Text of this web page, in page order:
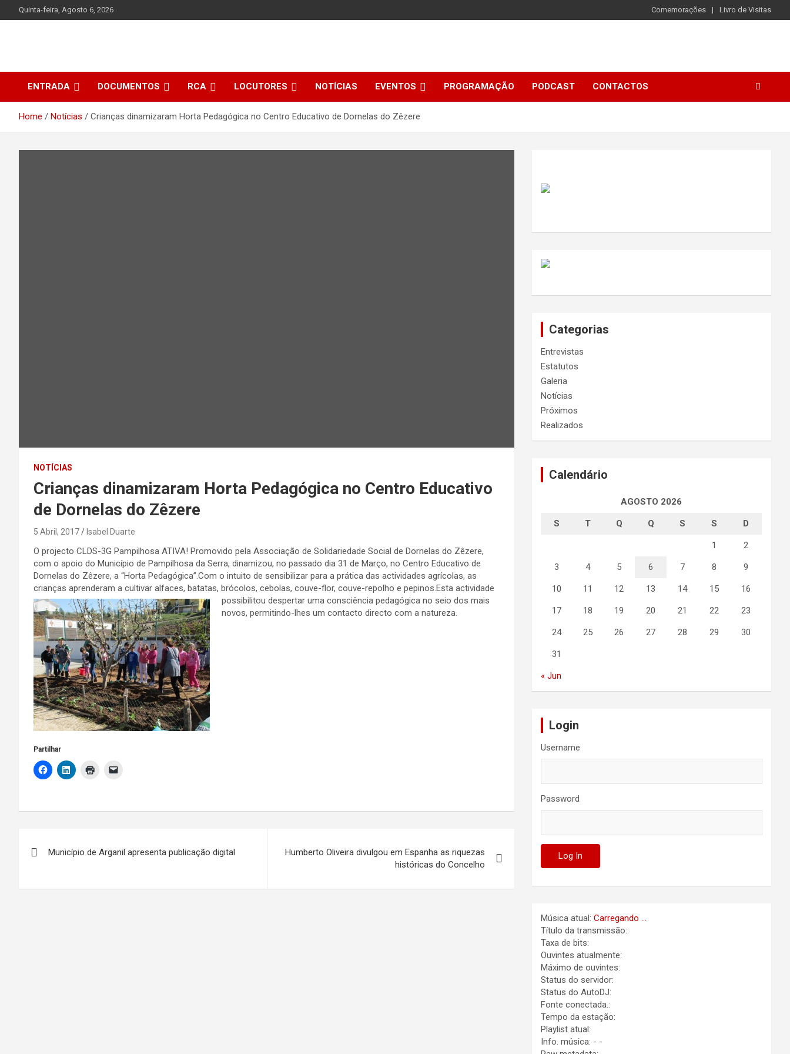
to
Quinta-feira, Agosto 6, 2026 Comemorações Livro de Visitas
ENTRADA DOCUMENTOS RCA LOCUTORES NOTÍCIAS EVENTOS PROGRAMAÇÃO PODCAST CONTACTOS
Home Notícias Crianças dinamizaram Horta Pedagógica no Centro Educativo de Dornelas do Zêzere
NOTÍCIAS
Crianças dinamizaram Horta Pedagógica no Centro Educativo
de Dornelas do Zêzere
5 Abril, 2017 Isabel Duarte
O projecto CLDS-3G Pampilhosa ATIVA! Promovido pela Associação de Solidariedade Social de Dornelas do Zêzere,
com o apoio do Município de Pampilhosa da Serra, dinamizou, no passado dia 31 de Março, no Centro Educativo de
Dornelas do Zêzere, a “Horta Pedagógica”.Com o intuito de sensibilizar para a prática das actividades agrícolas, as
crianças aprenderam a cultivar alfaces, batatas, brócolos, cebolas, couve-flor, couve-repolho e pepinos.Esta actividade
possibilitou despertar uma consciência pedagógica no seio dos mais
novos, permitindo-lhes um contacto directo com a natureza.
Partilhar
artigos
Município de Arganil apresenta publicação digital
Humberto Oliveira divulgou em Espanha as riquezas
históricas do Concelho
Categorias
Entrevistas
Estatutos
Galeria
Notícias
Próximos
Realizados
Calendário
AGOSTO 2026
S T Q Q S S D
1 2
3 4 5 6 7 8 9
10 11 12 13 14 15 16
17 18 19 20 21 22 23
24 25 26 27 28 29 30
31
« Jun
Login
Username
Password
Música atual:Carregando ...
Título da transmissão:
Taxa de bits:
Ouvintes atualmente:
Máximo de ouvintes:
Status do servidor:
Status do AutoDJ:
Fonte conectada.:
Tempo da estação:
Playlist atual:
Info. música: - -